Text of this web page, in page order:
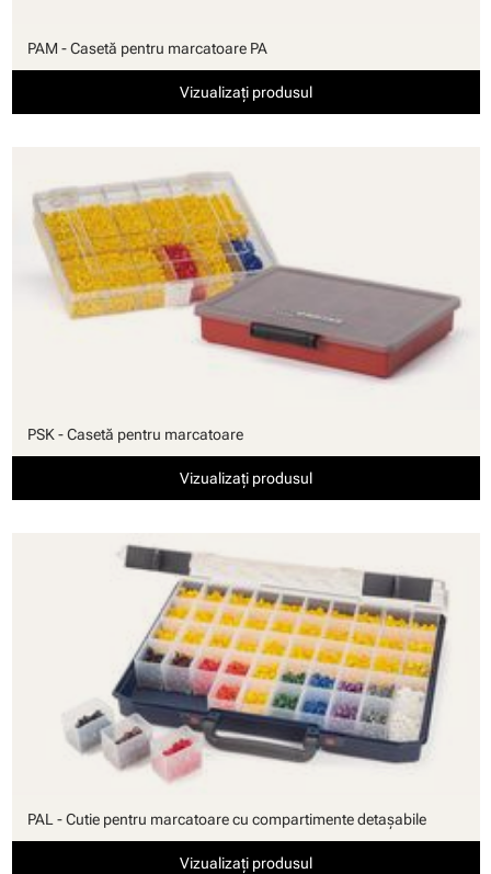
PAM - Casetă pentru marcatoare PA
Vizualizați produsul
PSK - Casetă pentru marcatoare
Vizualizați produsul
PAL - Cutie pentru marcatoare cu compartimente detaşabile
Vizualizați produsul